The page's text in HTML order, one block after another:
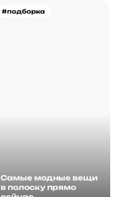
#подборка
Самые модные вещи
в полоску прямо